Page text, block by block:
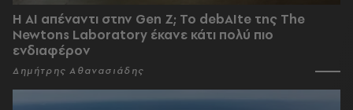
Η AI απέναντι στην Gen Z; Το debAIte της The
Newtons Laboratory έκανε κάτι πολύ πιο
ενδιαφέρον
Δημήτρης Αθανασιάδης